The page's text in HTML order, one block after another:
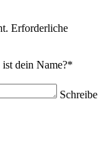
Erforderliche
ist dein Name?*
Schreibe